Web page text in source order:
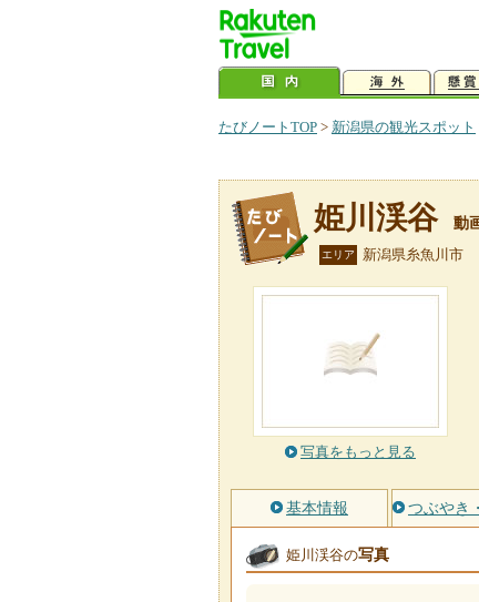
たびノートTOP > 新潟県の観光スポット
姫川渓谷 動
エリア 新潟県糸魚川市
写真をもっと見る
基本情報 つぶやき
姫川渓谷の写真